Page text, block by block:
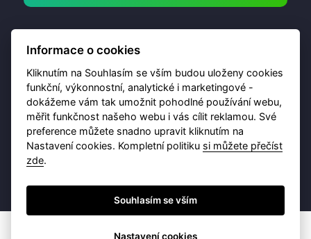
© 2026 Destinační portál provozujeBrána Jihlavy,
příspěvková organizace. Všechna práva vyhrazena.
Ochrana osobních údajů
Informace o cookies
Kliknutím na Souhlasím se vším budou uloženy cookies
funkční, výkonnostní, analytické i marketingové -
dokážeme vám tak umožnit pohodlné používání webu,
měřit funkčnost našeho webu i vás cílit reklamou. Své
preference můžete snadno upravit kliknutím na
Nastavení cookies. Kompletní politiku si můžete přečíst
zde.
Souhlasím se vším
Nastavení cookies